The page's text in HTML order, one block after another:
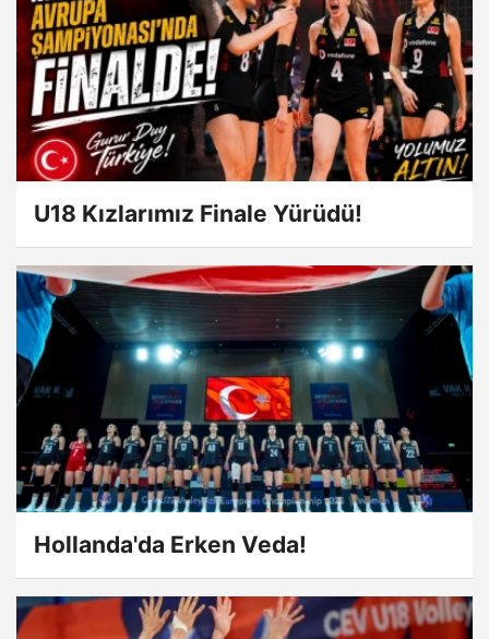
U18 Kızlarımız Finale Yürüdü!
Hollanda'da Erken Veda!